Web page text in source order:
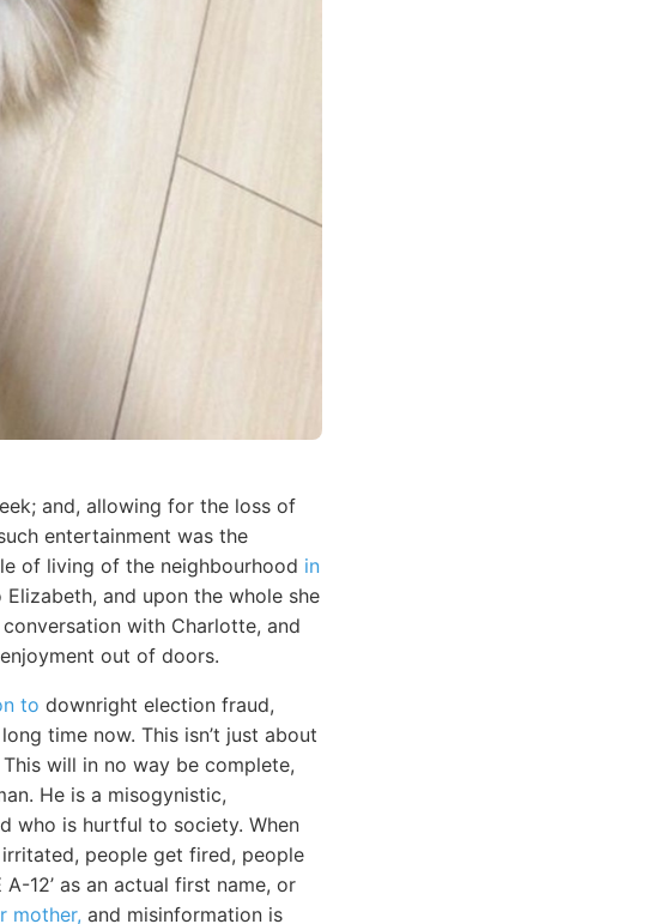
and, allowing for the loss of
entertainment was the
of living of the neighbourhood in
and upon the whole she
with Charlotte, and
out of doors.
to downright election fraud,
time now. This isn’t just about
will in no way be complete,
He is a misogynistic,
who is hurtful to society. When
people get fired, people
12’ as an actual first name, or
mother, and misinformation is